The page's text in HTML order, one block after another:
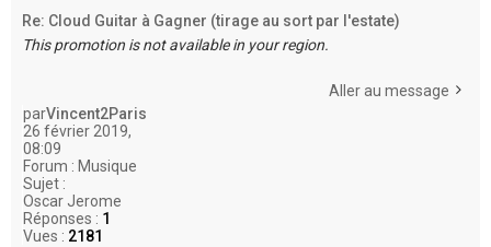
Re: Cloud Guitar à Gagner (tirage au sort par l'estate)
This promotion is not available in your region.
Aller au message
parVincent2Paris
26 février 2019,
08:09
Forum : Musique
Sujet :
Oscar Jerome
Réponses : 1
Vues : 2181